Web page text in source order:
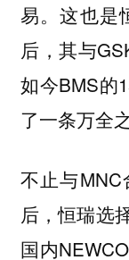
易。这也是
后，其与
如今BMS的
了一条万全
不止与
后，恒瑞选
国内